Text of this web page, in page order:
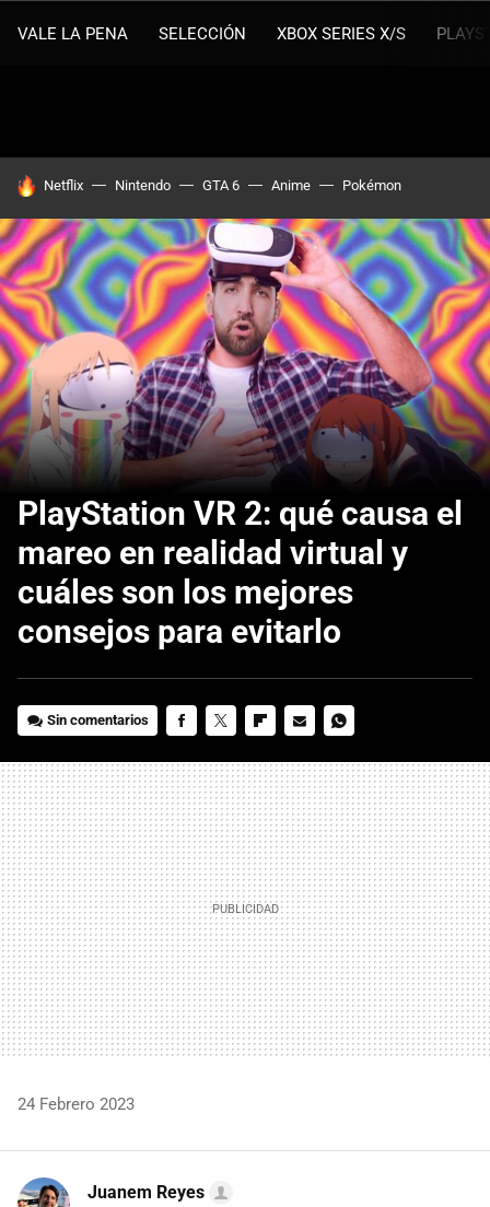
VALE LA PENA SELECCIÓN XBOX SERIES X/S
HOY SE HABLA DE
Netflix Nintendo GTA 6 Anime Pokémon
PlayStation VR 2: qué causa el
mareo en realidad virtual y
cuáles son los mejores
consejos para evitarlo
Sin comentarios
MAIL
24 Febrero 2023
Juanem Reyes